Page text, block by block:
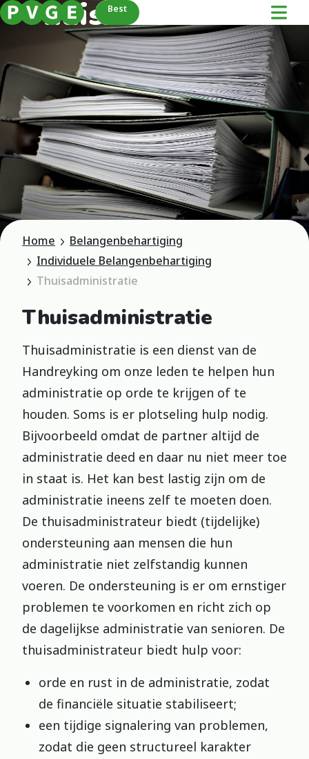
Best
Thuisadministratie
Home
Belangenbehartiging
Individuele Belangenbehartiging
Thuisadministratie
Thuisadministratie
Thuisadministratie is een dienst van de
Handreyking om onze leden te helpen hun
administratie op orde te krijgen of te
houden. Soms is er plotseling hulp nodig.
Bijvoorbeeld omdat de partner altijd de
administratie deed en daar nu niet meer toe
in staat is. Het kan best lastig zijn om de
administratie ineens zelf te moeten doen.
De thuisadministrateur biedt (tijdelijke)
ondersteuning aan mensen die hun
administratie niet zelfstandig kunnen
voeren. De ondersteuning is er om ernstiger
problemen te voorkomen en richt zich op
de dagelijkse administratie van senioren. De
thuisadministrateur biedt hulp voor:
orde en rust in de administratie, zodat
de financiële situatie stabiliseert;
een tijdige signalering van problemen,
zodat die geen structureel karakter